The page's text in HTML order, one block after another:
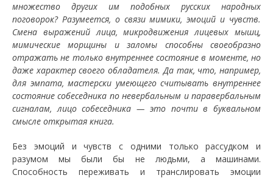
множество других им подобных русских народных
поговорок? Разумеется, о связи мимики, эмоций и чувств.
Смена выражений лица, микродвижения лицевых мышц,
мимические морщины и заломы способны своеобразно
отражать не только внутреннее состояние в моменте, но
даже характер своего обладателя. Да так, что, например,
для эмпата, мастерски умеющего считывать внутреннее
состояние собеседника по невербальным и паравербальным
сигналам, лицо собеседника — это почти в буквальном
смысле открытая книга.
Без эмоций и чувств с одними только рассудком и
разумом мы были бы не людьми, а машинами.
Способность переживать и транслировать эмоции